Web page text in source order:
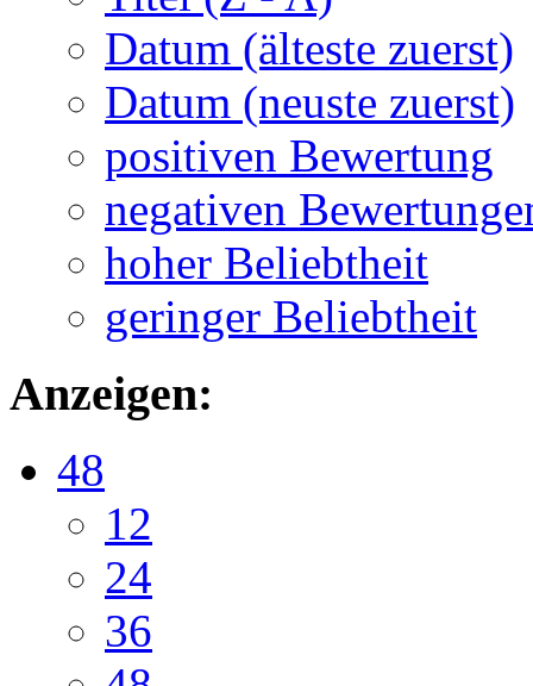
Datum (älteste zuerst)
Datum (neuste zuerst)
positiven Bewertung
negativen
hoher Beliebtheit
geringer Beliebtheit
Anzeigen:
48
12
24
36